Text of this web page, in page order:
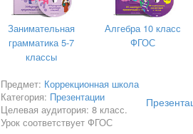
Занимательная
грамматика 5-7
классы
Алгебра 10 класс
ФГОС
Предмет: Коррекционная школа
Категория: Презентации
Целевая аудитория: 8 класс.
Урок соответствует ФГОС